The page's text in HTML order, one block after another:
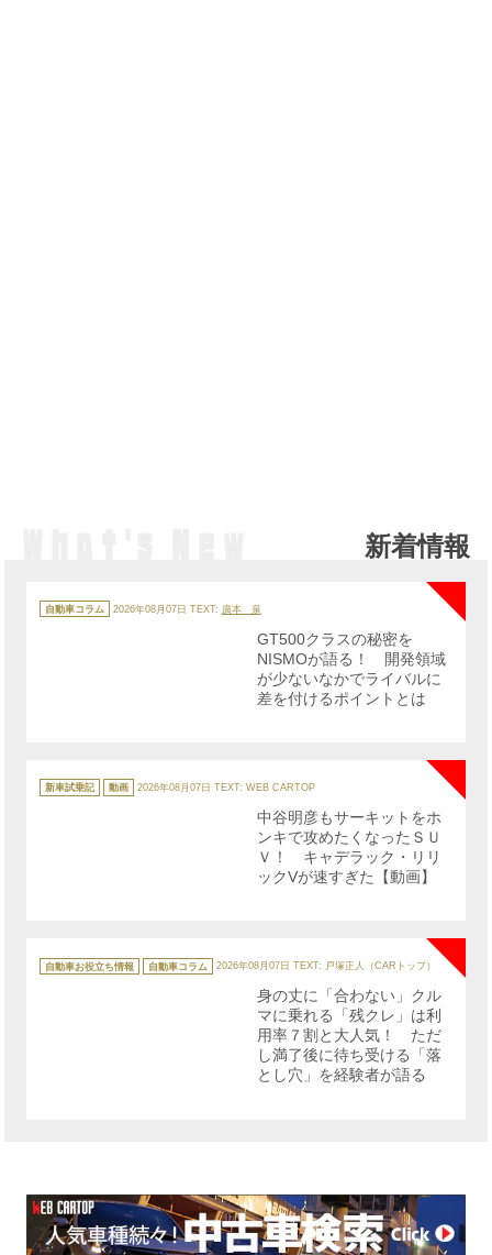
新着情報
テ
ゴ
自動車コラム 2026年08月07日 TEXT: 廣本 泉
NEW
GT500クラスの秘密を
NISMOが語る！ 開発領域
が少ないなかでライバルに
差を付けるポイントとは
カ
テ
ゴ
新車試乗記 動画 2026年08月07日 TEXT: WEB CARTOP
中谷明彦もサーキットをホ
ンキで攻めたくなったＳＵ
Ｖ！ キャデラック・リリ
ックVが速すぎた【動画】
テ
ゴ
自動車お役立ち情報 自動車コラム 2026年08月07日 TEXT: 戸塚正人（CARトップ）
身の丈に「合わない」クル
マに乗れる「残クレ」は利
用率７割と大人気！ ただ
し満了後に待ち受ける「落
とし穴」を経験者が語る